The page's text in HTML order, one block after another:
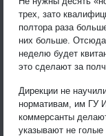
трех, зато
полтора раза
них больше.
неделю будет
это сделают за
Дирекции не
нормативам, им ГУ
коммерсанты
указывают не